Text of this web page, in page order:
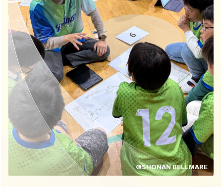
©SHONAN BELLMARE